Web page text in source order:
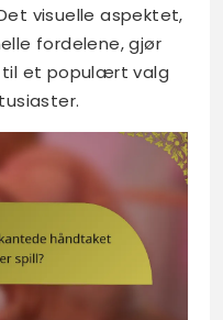
visuelle aspektet,
fordelene, gjør
et populært valg